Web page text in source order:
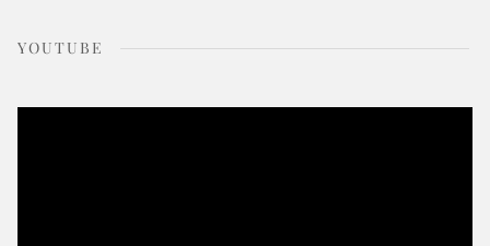
YOUTUBE